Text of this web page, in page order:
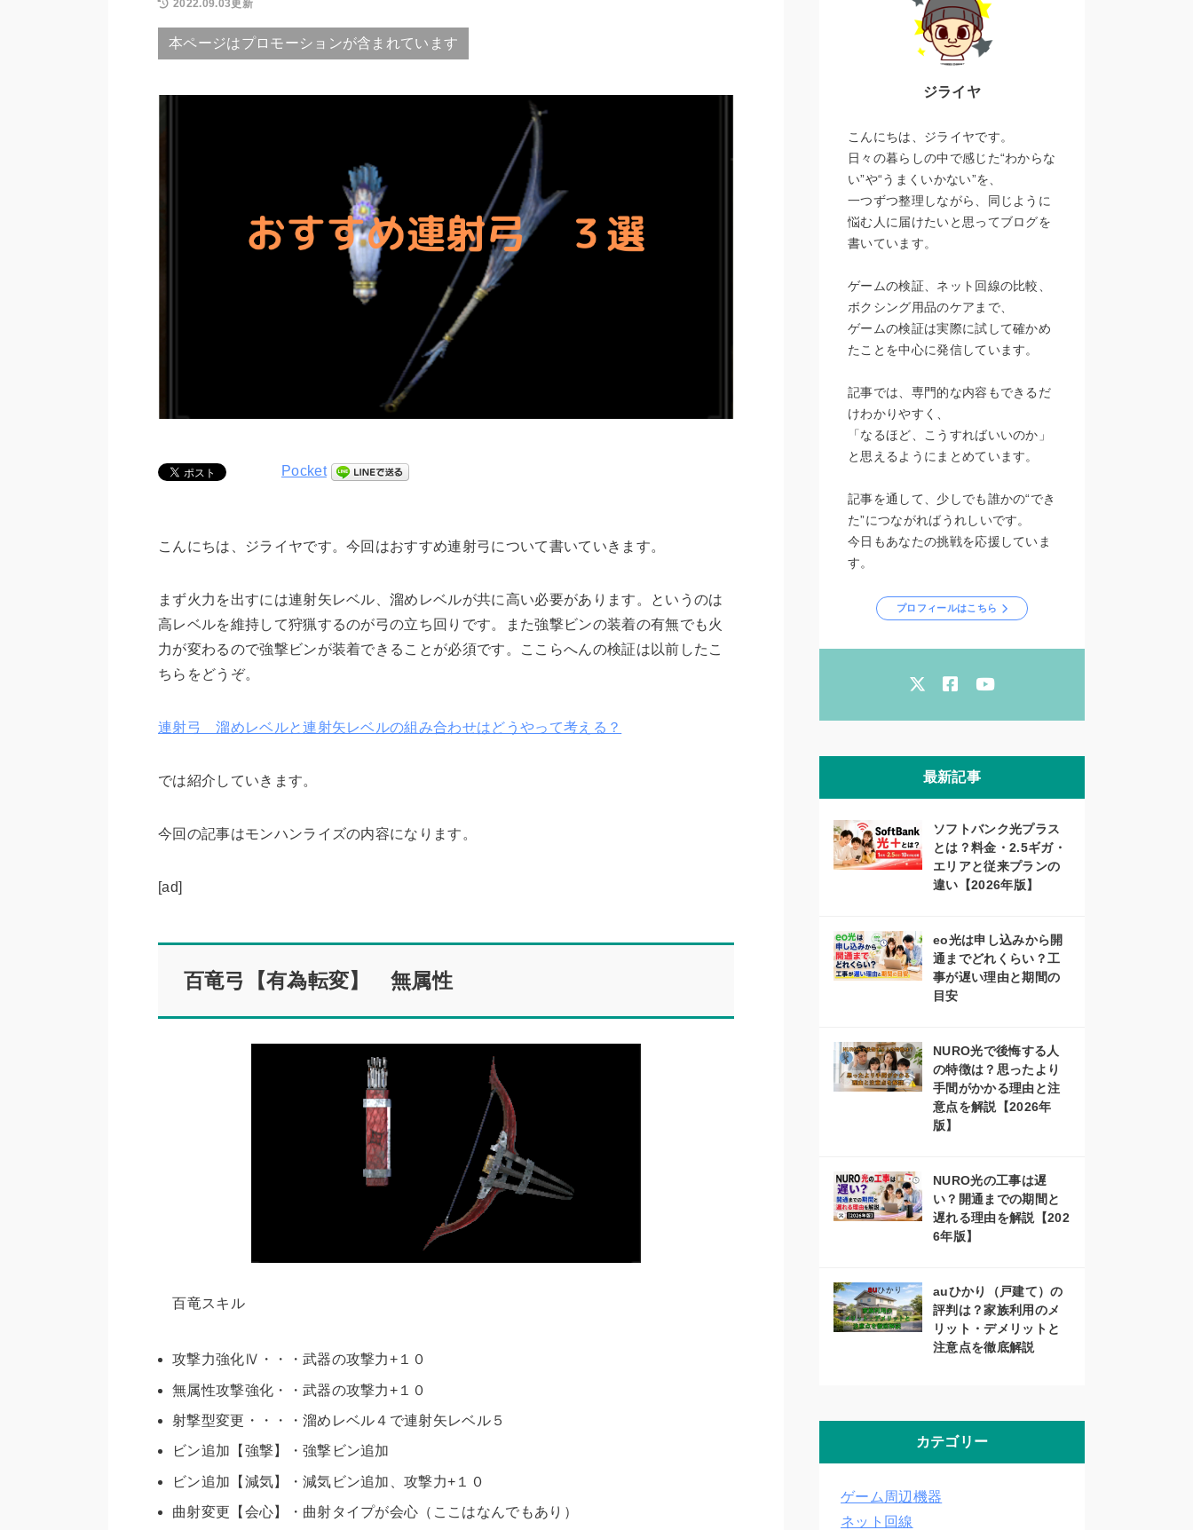
2022.09.03更新
本ページはプロモーションが含まれています
Pocket
こんにちは、ジライヤです。今回はおすすめ連射弓について書いていきます。
まず火力を出すには連射矢レベル、溜めレベルが共に高い必要があります。というのは
高レベルを維持して狩猟するのが弓の立ち回りです。また強撃ビンの装着の有無でも火
力が変わるので強撃ビンが装着できることが必須です。ここらへんの検証は以前したこ
ちらをどうぞ。
連射弓 溜めレベルと連射矢レベルの組み合わせはどうやって考える？
では紹介していきます。
今回の記事はモンハンライズの内容になります。
[ad]
百竜弓【有為転変】 無属性
百竜スキル
攻撃力強化Ⅳ・・・武器の攻撃力+１０
無属性攻撃強化・・武器の攻撃力+１０
射撃型変更・・・・溜めレベル４で連射矢レベル５
ビン追加【強撃】・強撃ビン追加
ビン追加【減気】・減気ビン追加、攻撃力+１０
曲射変更【会心】・曲射タイプが会心（ ここはなんでもあり ）
ジライヤ
こんにちは、ジライヤです。
日々の暮らしの中で感じた“わからな
い”や“うまくいかない”を、
一つずつ整理しながら、同じように
悩む人に届けたいと思ってブログを
書いています。
ゲームの検証、ネット回線の比較、
ボクシング用品のケアまで、
ゲームの検証は実際に試して確かめ
たことを中心に発信しています。
記事では、専門的な内容もできるだ
けわかりやすく、
「なるほど、こうすればいいのか」
と思えるようにまとめています。
記事を通して、少しでも誰かの“でき
た”につながればうれしいです。
今日もあなたの挑戦を応援していま
す。
プロフィールはこちら
最新記事
ソフトバンク光プラス
とは？料金・2.5ギガ・
エリアと従来プランの
違い【2026年版】
eo光は申し込みから開
通までどれくらい？工
事が遅い理由と期間の
目安
NURO光で後悔する人
の特徴は？思ったより
手間がかかる理由と注
意点を解説【2026年
版】
NURO光の工事は遅
い？開通までの期間と
遅れる理由を解説【202
6年版】
auひかり（戸建て）の
評判は？家族利用のメ
リット・デメリットと
注意点を徹底解説
カテゴリー
ゲーム周辺機器
ネット回線